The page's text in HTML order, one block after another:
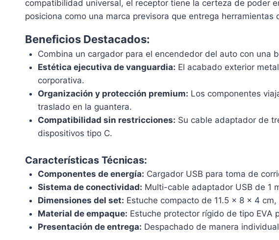
compatibilidad universal, el receptor tiene la certeza de poder
posiciona como una marca previsora que entrega
Beneficios Destacados:
Combina un cargador para el encendedor del auto con
Estética ejecutiva de vanguardia: El acabado exterior
corporativa.
Organización y protección premium: Los componentes
traslado en la guantera.
Compatibilidad sin restricciones: Su cable adaptador de
dispositivos tipo C.
Características Técnicas:
Componentes de energía: Cargador USB para toma de
Sistema de conectividad: Multi-cable adaptador USB de 1
Dimensiones del set: Estuche compacto de 11.5 x 8 x 4
Material de empaque: Estuche protector rígido de tipo EVA
Presentación de entrega: Despachado de manera